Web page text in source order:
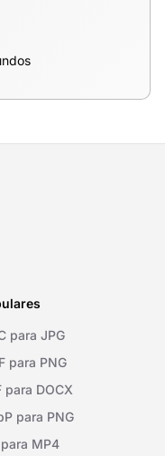
para JPG
para PNG
para DOCX
para PNG
para MP4